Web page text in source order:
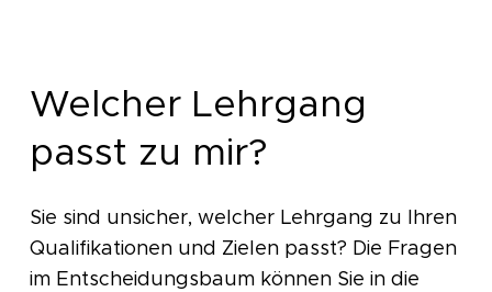
Welcher Lehrgang
passt zu mir?
Sie sind unsicher, welcher Lehrgang zu Ihren
Qualifikationen und Zielen passt? Die Fragen
im Entscheidungsbaum können Sie in die